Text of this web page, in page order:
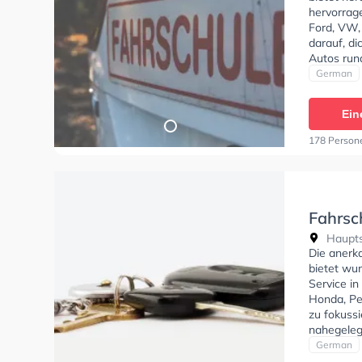
Ford,
darauf,
Autos
stehen.
C1,
-
Sie
German
178
Die
bietet
Service
Honda,
zu
German